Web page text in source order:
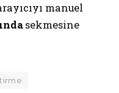
manuel
sekmesine